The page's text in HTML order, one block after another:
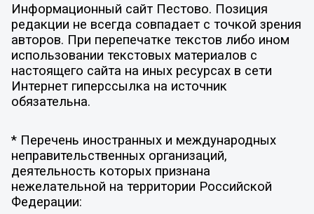
Информационный сайт Пестово. Позиция
редакции не всегда совпадает с точкой зрения
авторов. При перепечатке текстов либо ином
использовании текстовых материалов с
настоящего сайта на иных ресурсах в сети
Интернет гиперссылка на источник
обязательна.
* Перечень иностранных и международных
неправительственных организаций,
деятельность которых признана
нежелательной на территории Российской
Федерации: